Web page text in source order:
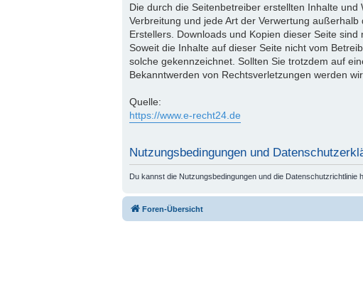
Die durch die Seitenbetreiber erstellten Inhalte
Verbreitung und jede Art der Verwertung
Erstellers. Downloads und Kopien dieser Seite
Soweit die Inhalte auf dieser Seite nicht vom
solche gekennzeichnet. Sollten Sie trotzdem auf
Bekanntwerden von Rechtsverletzungen werden
Quelle:
https://www.e-recht24.de
Nutzungsbedingungen und
Du kannst die Nutzungsbedingungen und die Datenschutzrichtlinie
Foren-Übersicht